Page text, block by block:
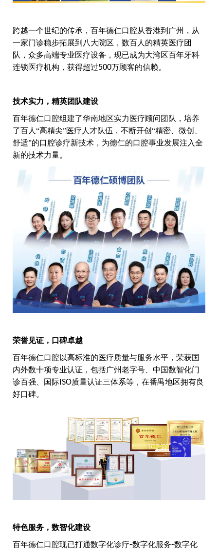
跨越一个世纪的传承，百年德仁口腔从香港到广州，从
一家门诊稳步拓展到八大院区，数百人的精英医疗团
队，众多高端专业医疗设备，现已成为大湾区百年牙科
连锁医疗机构，获得超过500万顾客的信赖。
技术实力，精英团队建设
百年德仁口腔组建了华南地区实力医疗顾问团队，培养
了百人“高精尖”医疗人才队伍，不断开创“精密、微创、
舒适”的口腔诊疗新技术，为德仁的口腔事业发展注入全
新的技术力量。
荣誉见证，口碑卓越
百年德仁口腔以高标准的医疗质量与服务水平，荣获国
内外数十项专业认证，包括广州老字号、中国数智化门
诊百强、国际ISO质量认证三体系等，在番禺地区拥有良
好口碑。
特色服务，数智化建设
百年德仁口腔现已打通数字化诊疗-数字化服务-数字化